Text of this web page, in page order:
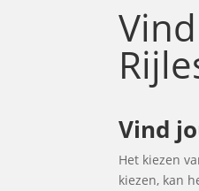
Vind
Het kiezen
kiezen, kan